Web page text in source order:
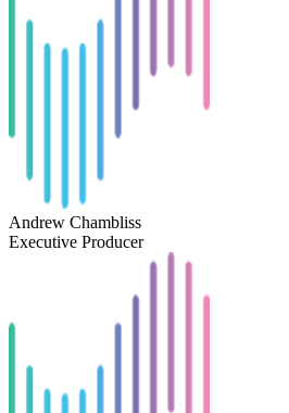
Andrew Chambliss
Executive Producer